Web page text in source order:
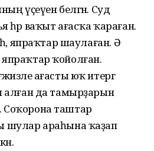
үҫеүен белгән. Суд
һәр ваҡыт ағасҡа ҡараған.
япраҡтар шаулаған. Ә
ҡойолған.
ағасты юҡ итергә
алған да тамырҙарын
Соҡорона таштар
шулар ара­һына ҡаҙап